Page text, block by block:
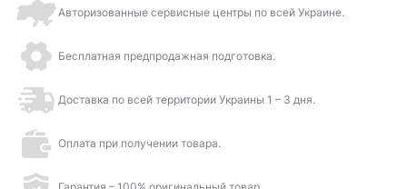
Авторизованные сервисные центры по всей Украине.
Бесплатная предпродажная подготовка.
Доставка по всей территории Украины 1 – 3 дня.
Оплата при получении товара.